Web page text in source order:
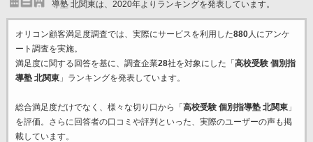
導塾 北関東は、2020年よりランキングを発表しています。
オリコン顧客満足度調査では、実際にサービスを利用した880人にアンケ
ート調査を実施。
満足度に関する回答を基に、調査企業28社を対象にした「 高校受験 個別指
導塾 北関東」ランキングを発表しています。
総合満足度だけでなく、様々な切り口から「 高校受験 個別指導塾 北関東」
を評価。さらに回答者の口コミや評判といった、実際のユーザーの声も掲
載しています。